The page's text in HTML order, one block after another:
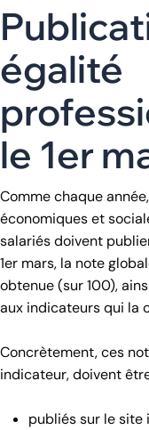
égalité
le 1er
Comme chaque
économiques et
salariés doivent
1er mars, la note
obtenue (sur 100),
aux indicateurs qui la
Concrètement, ces
indicateur, doivent
publiés sur le site